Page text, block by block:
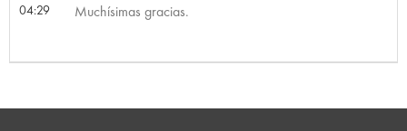
04:29 Muchísimas gracias.